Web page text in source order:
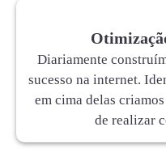
Diariamente
sucesso na internet.
em cima delas
de realizar